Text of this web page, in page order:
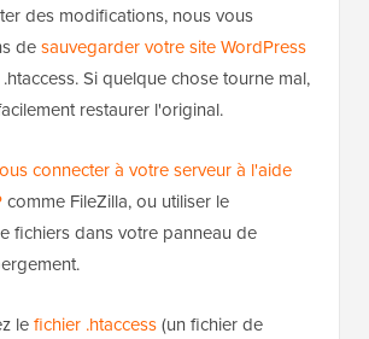
des modifications, nous vous
desauvegarder votre site WordPress
Si quelque chose tourne mal,
restaurer l'original.
connecter à votre serveur à l'aide
comme FileZilla, ou utiliser le
fichiers dans votre panneau de
lefichier .htaccess(un fichier de